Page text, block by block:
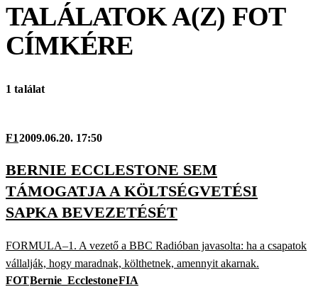
TALÁLATOK A(Z) FOT
CÍMKÉRE
1 találat
F12009.06.20. 17:50
BERNIE ECCLESTONE SEM
TÁMOGATJA A KÖLTSÉGVETÉSI
SAPKA BEVEZETÉSÉT
FORMULA–1. A vezető a BBC Radióban javasolta: ha a csapatok
vállalják, hogy maradnak, költhetnek, amennyit akarnak.
FOTBernie_EcclestoneFIA